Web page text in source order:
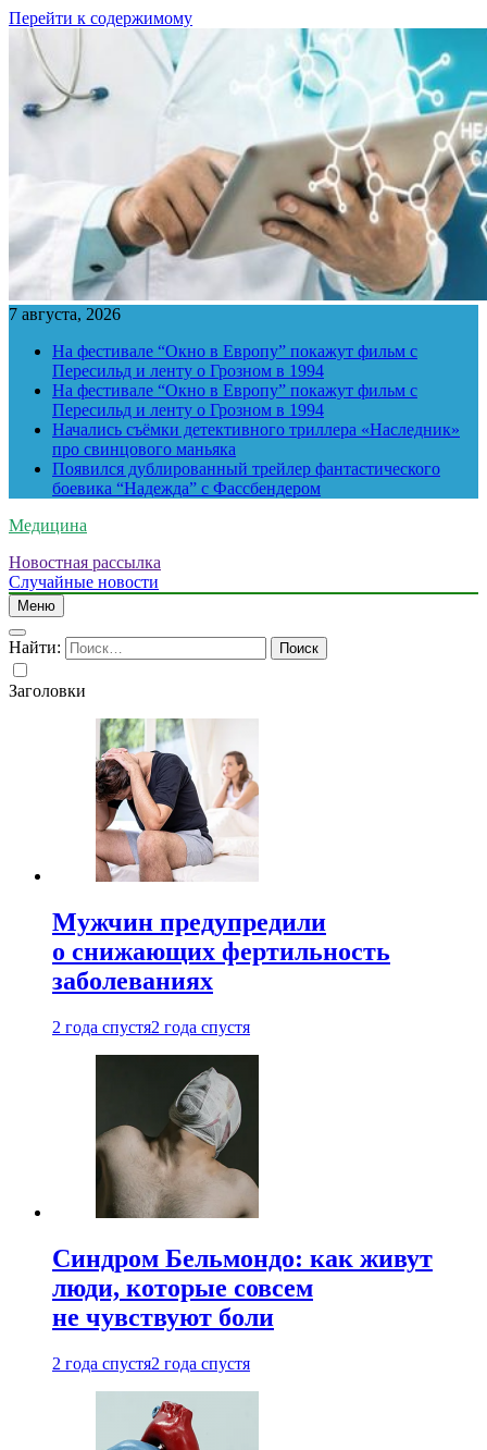
Перейти к содержимому
7 августа, 2026
На фестивале “Окно в Европу” покажут фильм с
Пересильд и ленту о Грозном в 1994
На фестивале “Окно в Европу” покажут фильм с
Пересильд и ленту о Грозном в 1994
Начались съёмки детективного триллера «Наследник»
про свинцового маньяка
Появился дублированный трейлер фантастического
боевика “Надежда” с Фассбендером
Медицина
Новостная рассылка
Случайные новости
Меню
Найти:
Заголовки
Мужчин предупредили
о снижающих фертильность
заболеваниях
2 года спустя2 года спустя
Синдром Бельмондо: как живут
люди, которые совсем
не чувствуют боли
2 года спустя2 года спустя